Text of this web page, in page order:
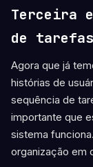
Terceira
de tarefas
Agora que já
histórias de
sequência de
importante que
sistema
organização em